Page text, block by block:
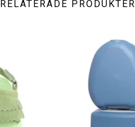
RELATERADE PRODUKTER